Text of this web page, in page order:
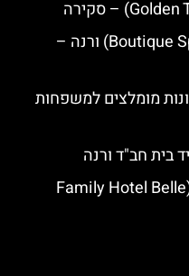
מלון ספלנדיד (Boutique Splendid Hotel) ורנה –
מומלצים למשפחות
מלון למשפחות בל אפוק ביץ' (Family Hotel Belle